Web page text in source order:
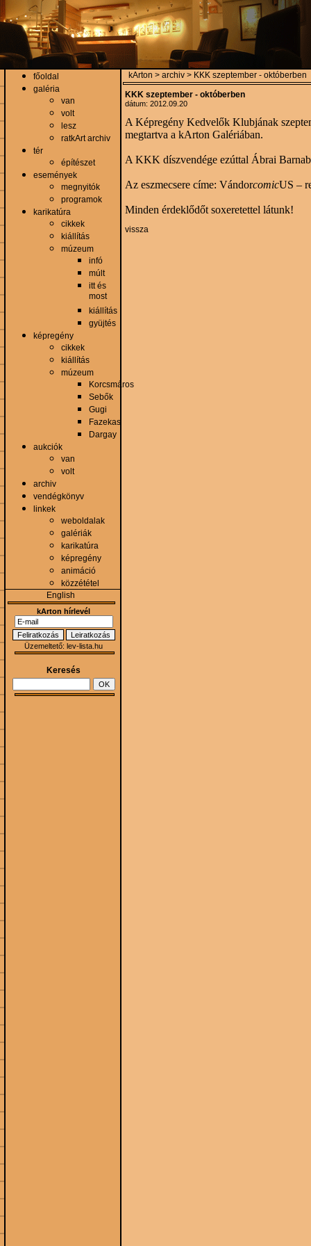
főoldal
galéria
van
volt
lesz
ratkArt archiv
tér
építészet
események
megnyitók
programok
karikatúra
cikkek
kiállítás
múzeum
infó
múlt
itt és
most
kiállítás
gyüjtés
képregény
cikkek
kiállítás
múzeum
Korcsmáros
Sebők
Gugi
Fazekas
Dargay
aukciók
van
volt
archiv
vendégkönyv
linkek
weboldalak
galériák
karikatúra
képregény
animáció
közzététel
English
kArton hírlevél
Üzemeltető: lev-lista.hu
Keresés
kArton > archiv > KKK szeptember - októberben
KKK szeptember - októberben
dátum: 2012.09.20
A Képregény Kedvelők Klubjának
megtartva a kArton Galériában.
A KKK díszvendége ezúttal Ábrai
Az eszmecsere címe: VándorcomicUS –
Minden érdeklődőt soxeretettel látunk!
vissza